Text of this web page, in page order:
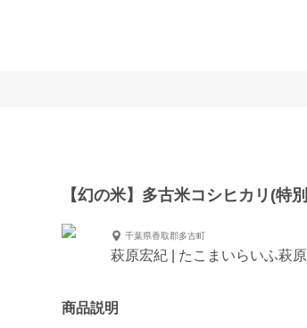
【幻の米】多古米コシヒカリ(特
千葉県香取郡多古町
萩原宏紀 | たこまいらいふ萩
商品説明